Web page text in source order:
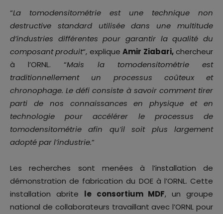
“La tomodensitométrie est une technique non
destructive standard utilisée dans une multitude
d’industries différentes pour garantir la qualité du
composant produit“, expliqueAmir Ziabari,chercheur
à l’ORNL. “Mais la tomodensitométrie est
traditionnellement un processus coûteux et
chronophage. Le défi consiste à savoir comment tirer
parti de nos connaissances en physique et en
technologie pour accélérer le processus de
tomodensitométrie afin qu’il soit plus largement
adopté par l’industrie.“
Les recherches sont menées à l’installation de
démonstration de fabrication du DOE à l’ORNL. Cette
installation abrite le consortium MDF, un groupe
national de collaborateurs travaillant avec l’ORNL pour